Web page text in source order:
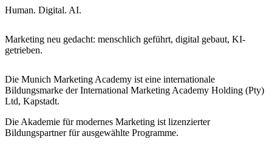
Human. Digital. AI.
Marketing neu gedacht: menschlich geführt, digital gebaut, KI-
getrieben.
Die Munich Marketing Academy ist eine internationale
Bildungsmarke der International Marketing Academy Holding (Pty)
Ltd, Kapstadt.
Die Akademie für modernes Marketing ist lizenzierter
Bildungspartner für ausgewählte Programme.